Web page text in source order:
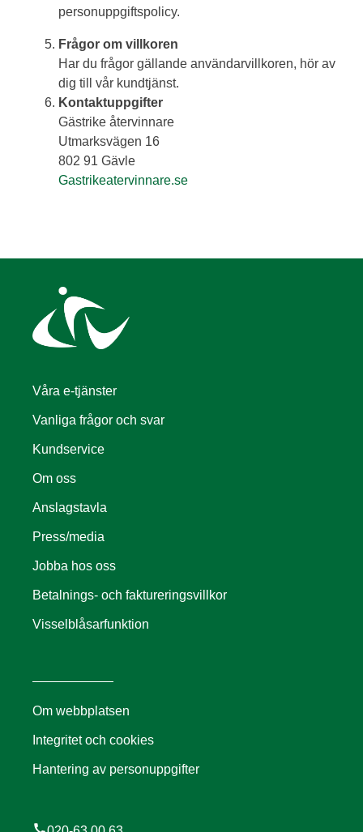
personuppgiftspolicy.
Frågor om villkoren
Har du frågor gällande användarvillkoren, hör av
dig till vår kundtjänst.
Kontaktuppgifter
Gästrike återvinnare
Utmarksvägen 16
802 91 Gävle
Gastrikeatervinnare.se
Våra e-tjänster
Vanliga frågor och svar
Kundservice
Om oss
Anslagstavla
Press/media
Jobba hos oss
Betalnings- och faktureringsvillkor
Visselblåsarfunktion
Om webbplatsen
Integritet och cookies
Hantering av personuppgifter
call